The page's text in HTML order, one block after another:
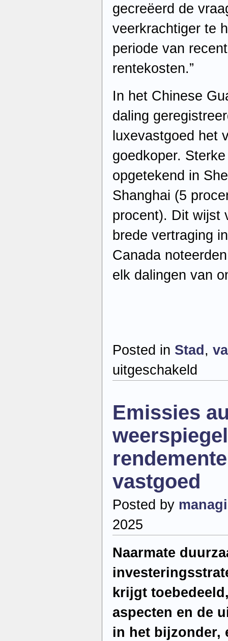
gecreëerd de
veerkrachtiger te
periode van
rentekosten.”
In het Chinese
daling
luxevastgoed het
goedkoper.
opgetekend in
Shanghai (5
procent). Dit wijst
brede vertraging
Canada
elk dalingen van
Posted in Stad ,
uitgeschakeld
meest
voor
Emissies
vastgoed
Posted by
2025
Naarmate
krijgt
aspecten en de
in het bijzonder,